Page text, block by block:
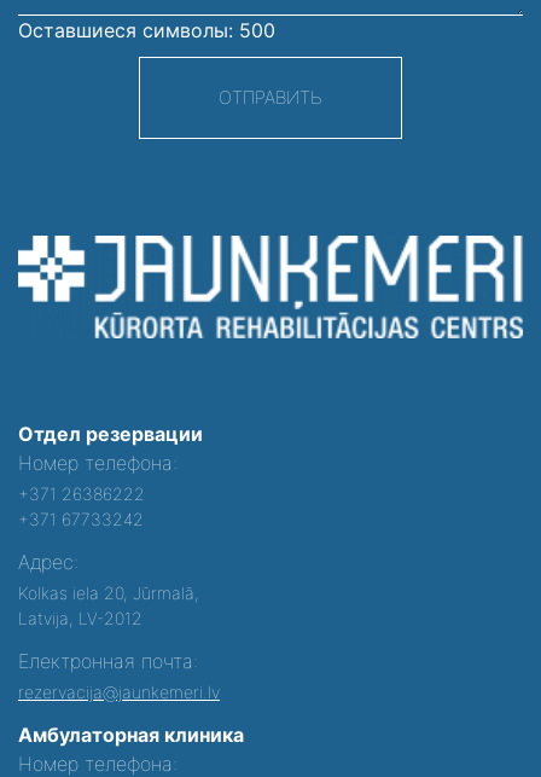
Оставшиеся символы: 500
ОТПРАВИТЬ
Отдел резервации
Номер телефона:
+371 26386222
+371 67733242
Адрес:
Kolkas iela 20, Jūrmalā,
Latvija, LV-2012
Електронная почта:
rezervacija@jaunkemeri.lv
Амбулаторная клиника
Номер телефона: